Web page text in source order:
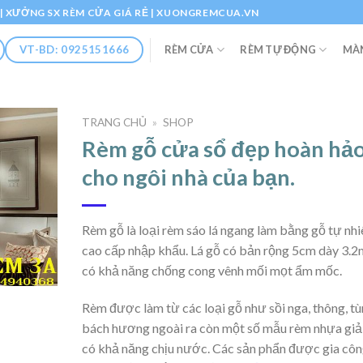
SX RÈM CỬA GIÁ RẺ | XUONGREMCUA.VN
VT-BD: 0925151666 RÈM CỬA RÈM TỰ ĐỘNG
TRANG CHỦ » SHOP
Rèm gỗ cửa sổ đẹp hoàn
cho ngôi nhà của bạn.
Rèm gỗ là loại rèm sáo lá ngang làm bằng gỗ tự
cao cấp nhập khẩu. Lá gỗ có bản rộng 5cm dày
có khả năng chống cong vênh mối mọt ẩm mốc.
Rèm được làm từ các loại gỗ như sồi nga, thông,
bách hương ngoài ra còn một số mẫu rèm nhựa
có khả năng chịu nước. Các sản phẩn được gia